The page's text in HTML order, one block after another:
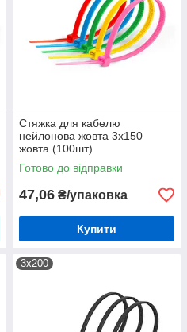
Стяжка для кабелю
нейлонова жовта 3х150
жовта (100шт)
Готово до відправки
47,06 ₴/упаковка
Купити
3х200